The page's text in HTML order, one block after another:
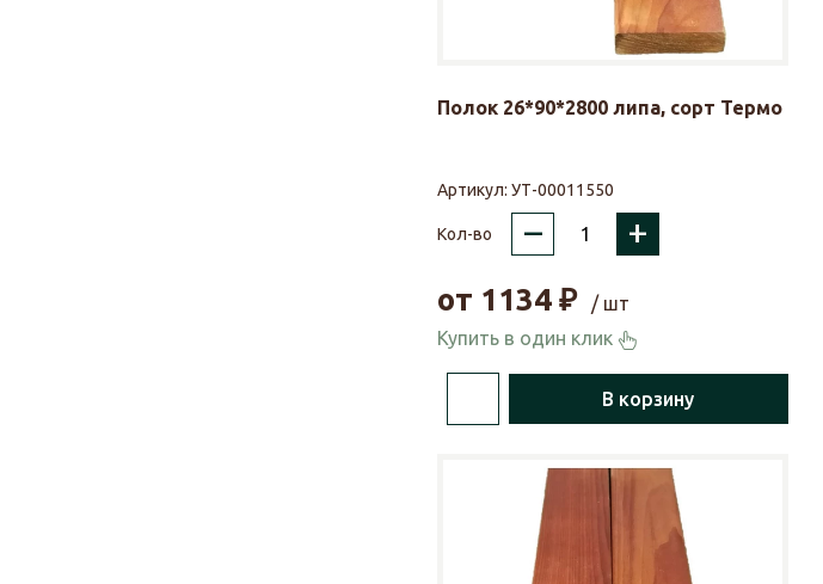
Полок 26*90*2800 липа, сорт Термо
Артикул: УТ-00011550
Кол-во – +
от 1134 ₽
/ шт
Купить в один клик
В корзину